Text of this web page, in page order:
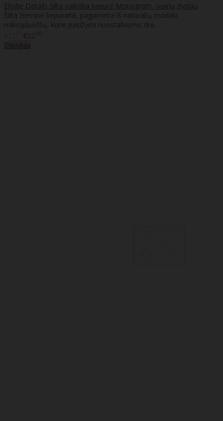
Elodie Details šilta vaikiška kepurė Monogram, įvairių dydžių
Šilta žieminė kepuraitė, pagaminta iš natūralių modalo
mikropluoštų, kurie pasižymi nuostabiomis drė..
€2290
Daugiau